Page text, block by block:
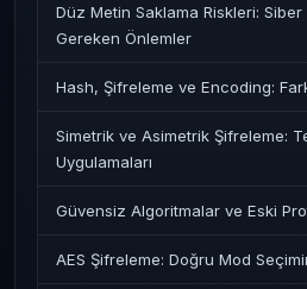
Düz Metin Saklama Riskleri: Siber
Gereken Önlemler
Hash, Şifreleme ve Encoding:
Simetrik ve Asimetrik Şifreleme:
Uygulamaları
Güvensiz Algoritmalar ve Eski
AES Şifreleme: Doğru Mod